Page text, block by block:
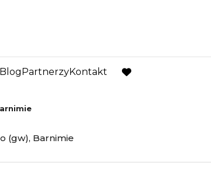
BlogPartnerzyKontakt
favorite
(gw), Barnimie